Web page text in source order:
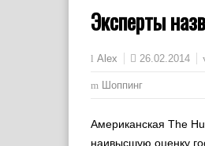
Эксперты
Alex 26.02.2014
Шоппинг
Американская The
наивысшую оценку